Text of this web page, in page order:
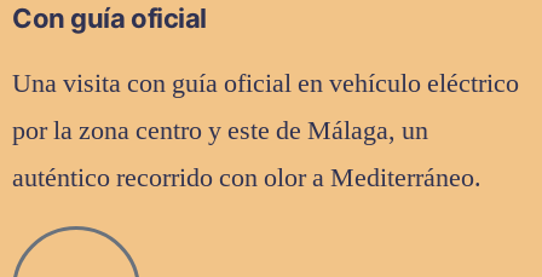
Con guía oficial
Una visita con guía oficial en vehículo eléctrico
por la zona centro y este de Málaga, un
auténtico recorrido con olor a Mediterráneo.